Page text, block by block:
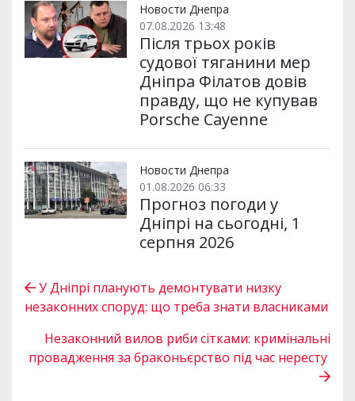
Новости Днепра
07.08.2026 13:48
Після трьох років
судової тяганини мер
Дніпра Філатов довів
правду, що не купував
Porsche Cayenne
Новости Днепра
01.08.2026 06:33
Прогноз погоди у
Дніпрі на сьогодні, 1
серпня 2026
У Дніпрі планують демонтувати низку
незаконних споруд: що треба знати власниками
Незаконний вилов риби сітками: кримінальні
провадження за браконьєрство під час нересту